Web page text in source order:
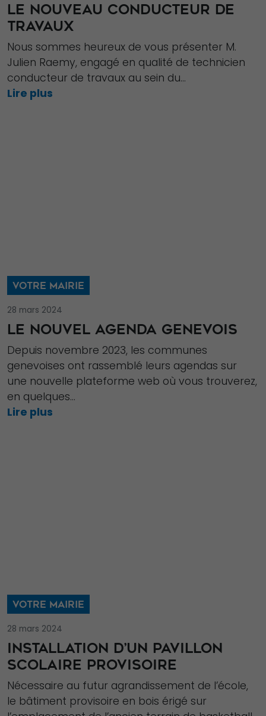
LE NOUVEAU CONDUCTEUR DE
TRAVAUX
Nous sommes heureux de vous présenter M.
Julien Raemy, engagé en qualité de technicien
conducteur de travaux au sein du...
Lire plus
VOTRE MAIRIE
28 mars 2024
LE NOUVEL AGENDA GENEVOIS
Depuis novembre 2023, les communes
genevoises ont rassemblé leurs agendas sur
une nouvelle plateforme web où vous trouverez,
en quelques...
Lire plus
VOTRE MAIRIE
28 mars 2024
INSTALLATION D’UN PAVILLON
SCOLAIRE PROVISOIRE
Nécessaire au futur agrandissement de l’école,
le bâtiment provisoire en bois érigé sur
Ces cookies ne
sont pas
facultatifs. Ils
sont